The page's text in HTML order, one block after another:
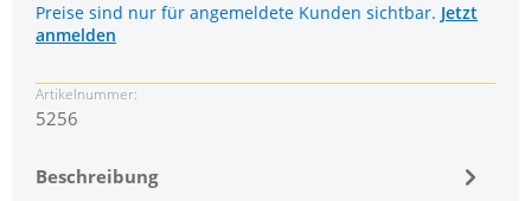
Preise sind nur für angemeldete Kunden sichtbar. Jetzt
anmelden
Artikelnummer:
5256
Beschreibung